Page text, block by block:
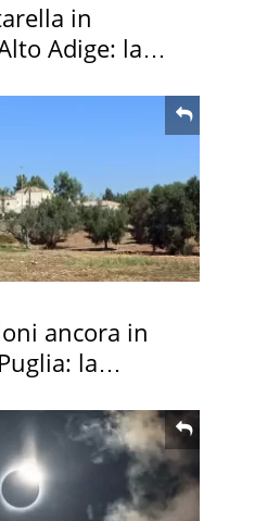
in
Adige: la
ancora in
la